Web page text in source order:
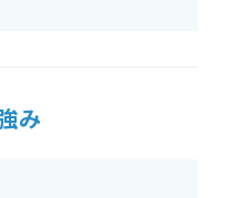
み